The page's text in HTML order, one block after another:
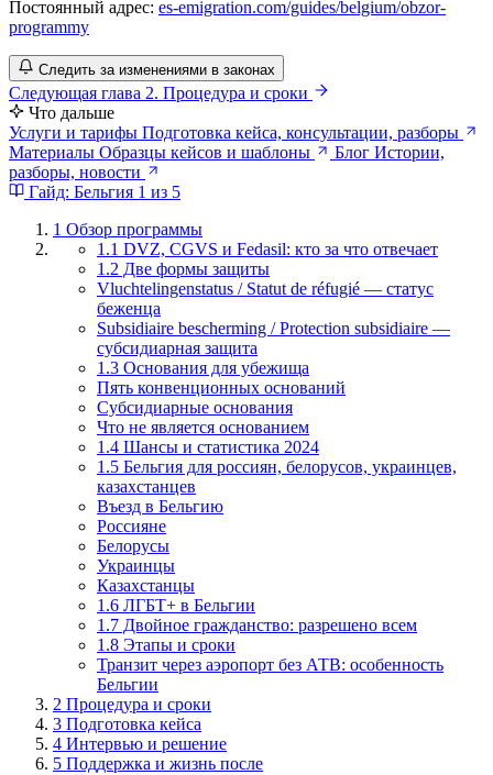
Постоянный адрес: es-emigration.com/guides/belgium/obzor-
programmy
Следить за изменениями в законах
Следующая глава 2. Процедура и сроки
Что дальше
Услуги и тарифы Подготовка кейса, консультации, разборы
Материалы Образцы кейсов и шаблоны Блог Истории,
разборы, новости
Гайд: Бельгия 1 из 5
1 Обзор программы
1.1 DVZ, CGVS и Fedasil: кто за что отвечает
1.2 Две формы защиты
Vluchtelingenstatus / Statut de réfugié — статус
беженца
Subsidiaire bescherming / Protection subsidiaire —
субсидиарная защита
1.3 Основания для убежища
Пять конвенционных оснований
Субсидиарные основания
Что не является основанием
1.4 Шансы и статистика 2024
1.5 Бельгия для россиян, белорусов, украинцев,
казахстанцев
Въезд в Бельгию
Россияне
Белорусы
Украинцы
Казахстанцы
1.6 ЛГБТ+ в Бельгии
1.7 Двойное гражданство: разрешено всем
1.8 Этапы и сроки
Транзит через аэропорт без АТВ: особенность
Бельгии
2 Процедура и сроки
3 Подготовка кейса
4 Интервью и решение
5 Поддержка и жизнь после